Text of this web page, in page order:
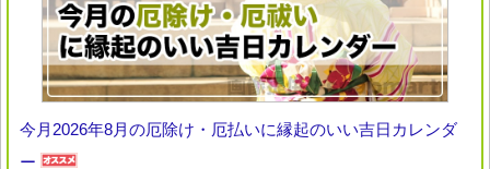
今月2026年8月の厄除け・厄払いに縁起のいい吉日カレンダ
ー